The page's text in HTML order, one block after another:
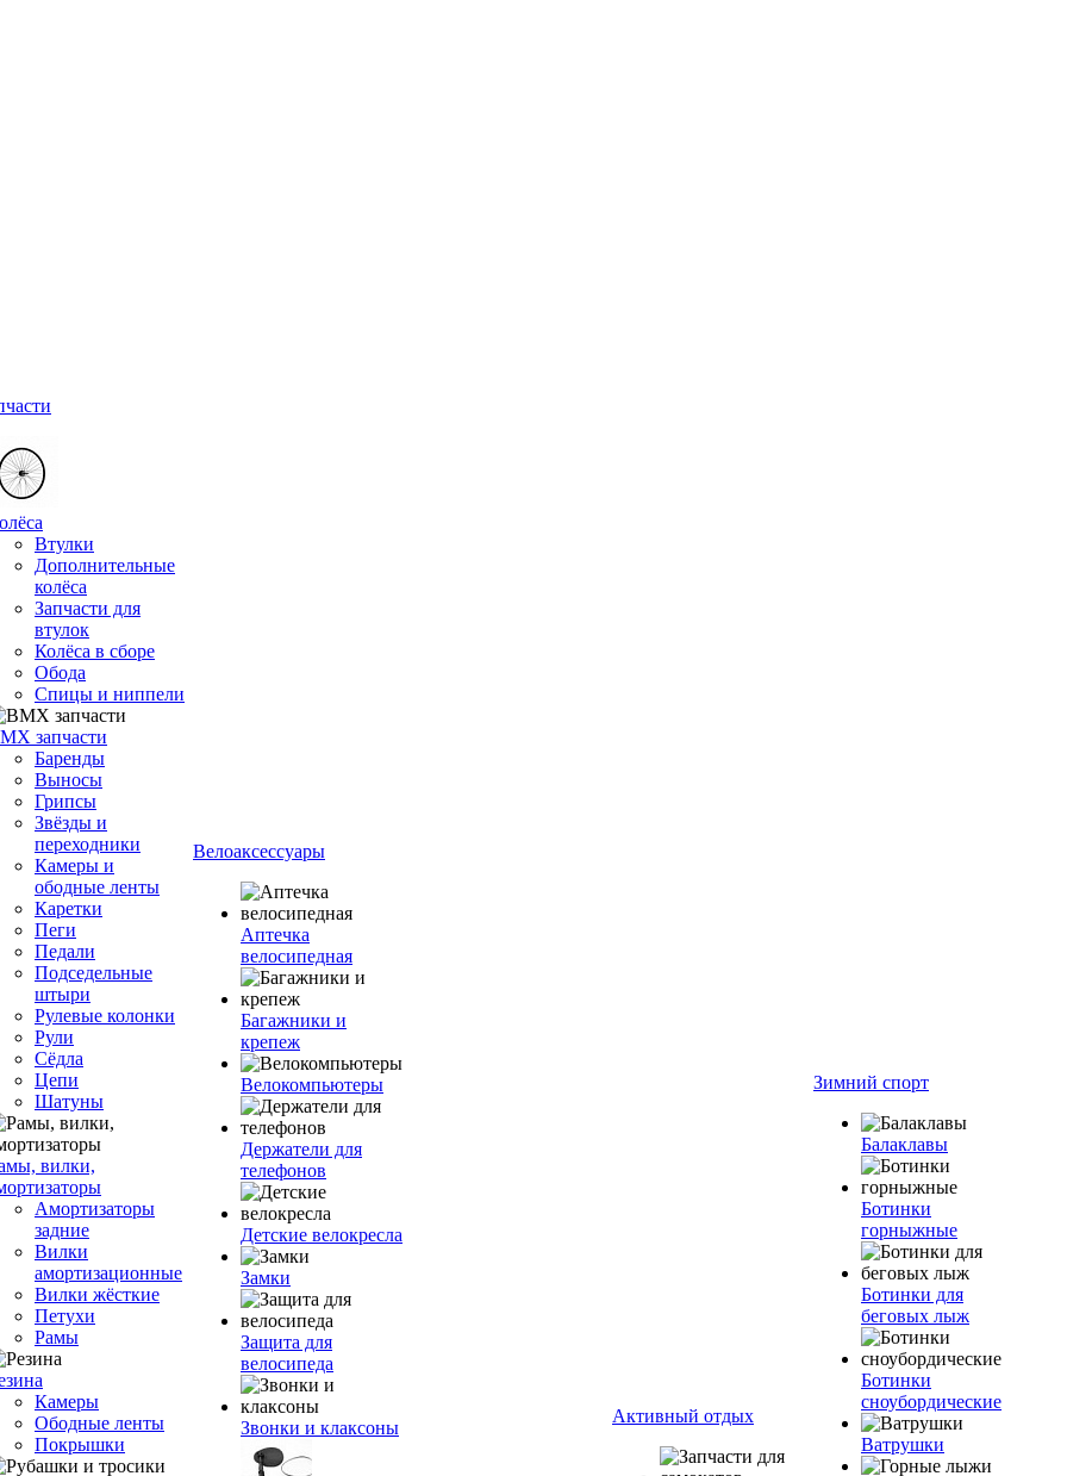
Втулки
Дополнительные
колёса
Запчасти для
втулок
Колёса в сборе
Обода
Спицы и ниппели
запчасти
Баренды
Выносы
Грипсы
Звёзды и
переходники
Камеры и
ободные ленты
Каретки
Пеги
Педали
Подседельные
штыри
Рулевые колонки
Рули
Сёдла
Цепи
Шатуны
вилки,
Амортизаторы
задние
Вилки
амортизационные
Вилки жёсткие
Петухи
Рамы
Камеры
Ободные ленты
Покрышки
Велоаксессуары
Аптечка
велосипедная
Багажники и
крепеж
Велокомпьютеры
Держатели для
телефонов
Детские велокресла
Замки
Защита для
велосипеда
Звонки и клаксоны
Активный отдых
Зимний спорт
Балаклавы
Ботинки
горныжные
Ботинки для
беговых лыж
Ботинки
сноубордические
Ватрушки